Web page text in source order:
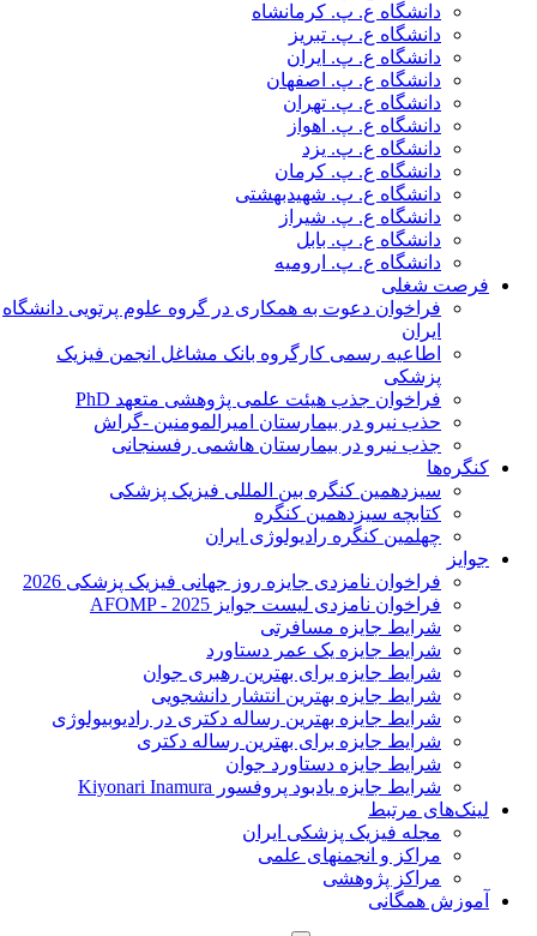
دانشگاه ع. پ. کرمانشاه
دانشگاه ع. پ. تبریز
دانشگاه ع. پ. ایران
دانشگاه ع. پ. اصفهان
دانشگاه ع. پ. تهران
دانشگاه ع. پ. اهواز
دانشگاه ع. پ. یزد
دانشگاه ع. پ. کرمان
دانشگاه ع. پ. شهید‌بهشتی
دانشگاه ع. پ. شیراز
دانشگاه ع. پ. بابل
دانشگاه ع. پ. ارومیه
فرصت شغلی
فراخوان دعوت به همکاری در گروه علوم پرتویی دانشگاه
ایران
اطاعیه رسمی کارگروه بانک مشاغل انجمن فیزیک
پزشکی
فراخوان جذب هیئت علمی پژوهشی متعهد PhD
حذب نیرو در بیمارستان امیرالمومنین -گراش
جذب نیرو در بیمارستان هاشمی رفسنجانی
کنگره‌ها
سیزدهمین کنگره بین المللی فیزیک پزشکی
کتابچه سیزدهمین کنگره
چهلمین کنگره رادیولوژی ایران
جوایز
فراخوان نامزدی جایزه روز جهانی فیزیک پزشکی 2026
فراخوان نامزدی لیست جوایز AFOMP - 2025
شرایط جایزه مسافرتی
شرایط جایزه یک عمر دستاورد
شرایط جایزه برای بهترین رهبری جوان
شرایط جایزه بهترین انتشار دانشجویی
شرایط جایزه بهترین رساله دکتری در رادیوبیولوژی
شرایط جایزه برای بهترین رساله دکتری
شرایط جایزه دستاورد جوان
شرایط جایزه یادبود پروفسور Kiyonari Inamura
لینک‌های مرتبط
مجله فیزیک پزشکی ایران
مراکز و انجمنهای علمی
مراکز پژوهشی
آموزش همگانی